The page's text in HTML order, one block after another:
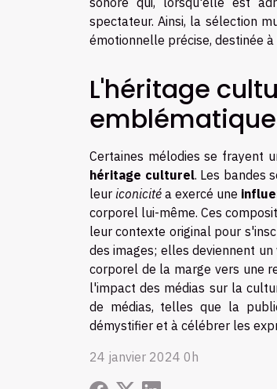
spectateur. Ainsi, la sélection
émotionnelle précise, destinée
L'héritage
Certaines mélodies se frayent
héritage culturel. Les bandes
leuriconicité a exercé une
corporel lui-même. Ces
leur contexte original pour
des images; elles deviennent
corporel de la marge vers une
l'impact des médias sur la
de médias, telles que la
démystifier et à célébrer les
24 janvier 2024 0h